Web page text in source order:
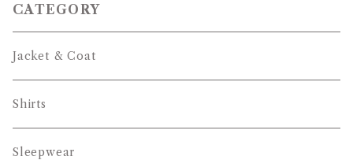
CATEGORY
Jacket & Coat
Shirts
Sleepwear